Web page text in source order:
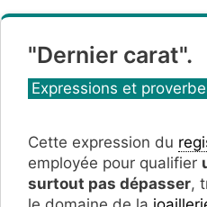
"Dernier carat".
Catégories
Expressions et
Cette expression du
employée pour qualifier
surtout pas dépasser,